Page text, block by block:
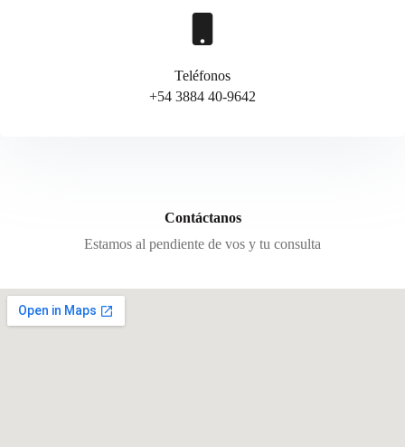
Teléfonos
+54 3884 40-9642
Contáctanos
Estamos al pendiente de vos y tu consulta